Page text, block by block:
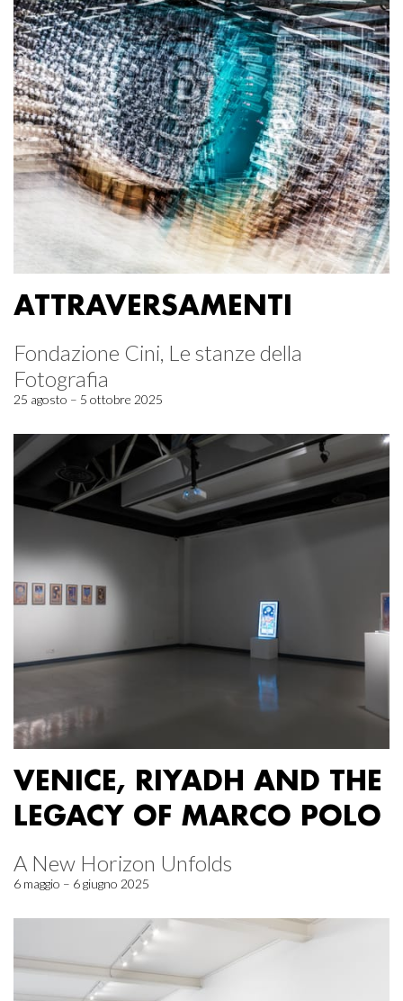
ATTRAVERSAMENTI
Fondazione Cini, Le stanze della
Fotografia
25 agosto – 5 ottobre 2025
VENICE, RIYADH AND THE
LEGACY OF MARCO POLO
A New Horizon Unfolds
6 maggio – 6 giugno 2025